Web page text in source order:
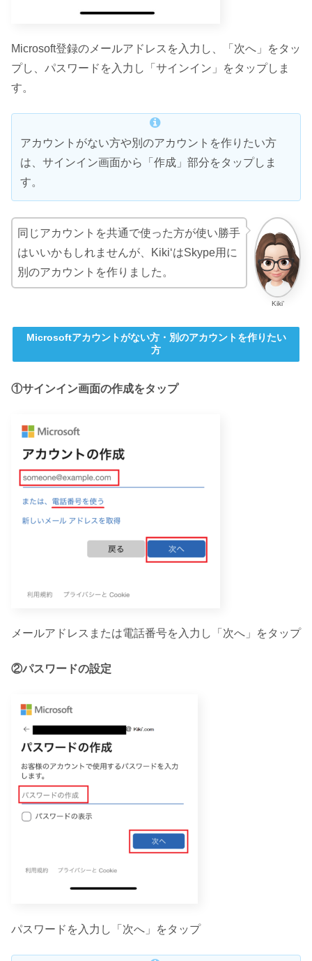
Microsoft登録のメールアドレスを入力し、「次へ」をタッ
プし、パスワードを入力し「サインイン」をタップしま
す。
アカウントがない方や別のアカウントを作りたい方
は、サインイン画面から「作成」部分をタップしま
す。
Kiki’
同じアカウントを共通で使った方が使い勝手
はいいかもしれませんが、
Kiki‘はSkype用に
別のアカウントを作りました。
Microsoftアカウントがない方・別のアカウントを作りたい
方
①サインイン画面の作成をタップ
メールアドレスまたは電話番号を入力し「次へ」をタップ
②パスワードの設定
パスワードを入力し「次へ」をタップ